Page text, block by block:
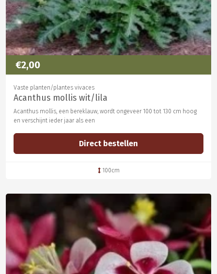
€2,00
Vaste planten/plantes vivaces
Acanthus mollis wit/lila
Acanthus mollis, een bereklauw, wordt ongeveer 100 tot 130 cm hoog
en verschijnt ieder jaar als een
Direct bestellen
100cm